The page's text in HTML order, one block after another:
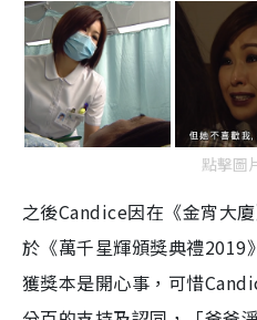
點擊圖
之後Candice因在《金宵大
於《萬千星輝頒獎典禮2019
獲獎本是開心事，可惜